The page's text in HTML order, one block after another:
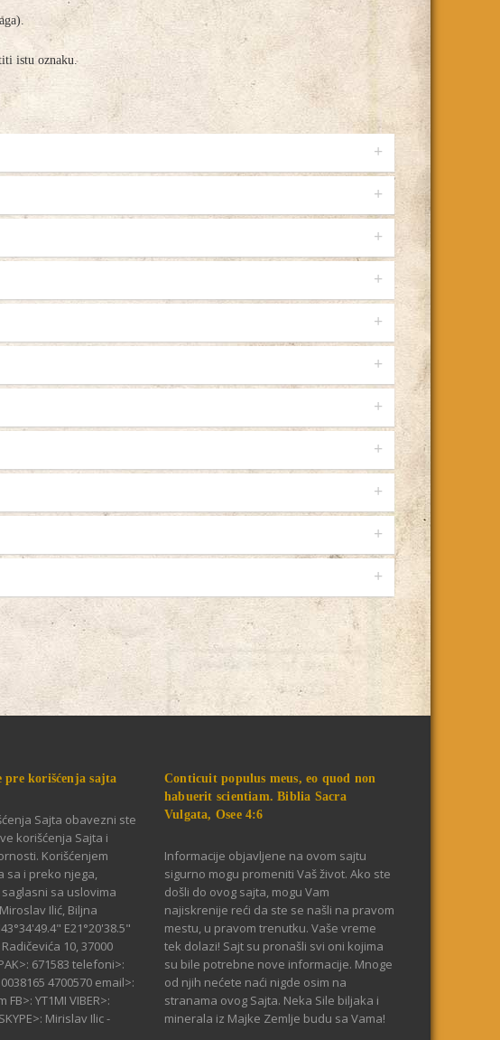
istu oznaku.
pre korišćenja sajta
Sajta obavezni ste
korišćenja Sajta i
Korišćenjem
sa i preko njega,
sa uslovima
Ilić, Biljna
E21°20'38.5"
10, 37000
671583 telefoni>:
4700570 email>:
YT1MI VIBER>:
Mirislav Ilic -
Conticuit populus meus, eo quod non
habuerit scientiam. Biblia Sacra
Vulgata, Osee 4:6
Informacije objavljene na ovom sajtu
sigurno mogu promeniti Vaš život. Ako ste
došli do ovog sajta, mogu Vam
najiskrenije reći da ste se našli na pravom
mestu, u pravom trenutku. Vaše vreme
tek dolazi! Sajt su pronašli svi oni kojima
su bile potrebne nove informacije. Mnoge
od njih nećete naći nigde osim na
stranama ovog Sajta. Neka Sile biljaka i
minerala iz Majke Zemlje budu sa Vama!